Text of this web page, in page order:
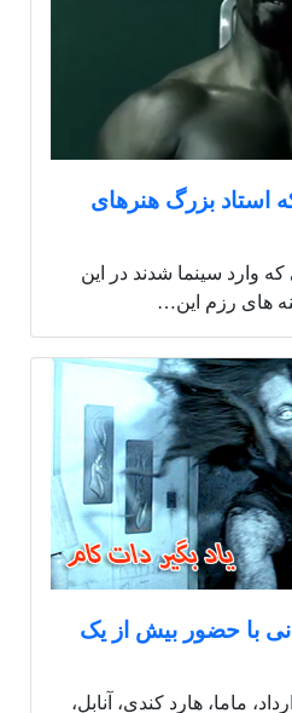
استاد بزرگ هنرهای
وارد سینما شدند در این
های رزم این…
با حضور بیش از یک
ماما، هارد کندی، آنابل،